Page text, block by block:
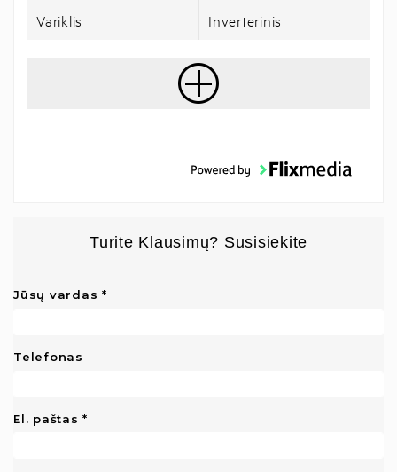
Variklis Inverterinis
Turite Klausimų? Susisiekite
Jūsų vardas
Telefonas
El. paštas